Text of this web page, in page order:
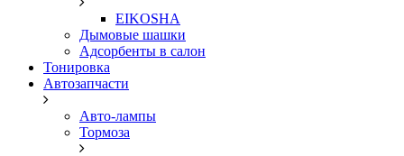
EIKOSHA
Дымовые шашки
Адсорбенты в салон
Тонировка
Автозапчасти
Авто-лампы
Тормоза